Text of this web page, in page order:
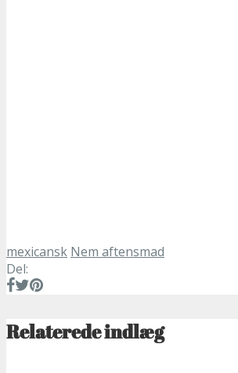
mexicansk Nem aftensmad
Del:
Relaterede indlæg